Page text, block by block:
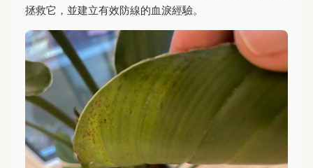
拯救它，並建立有效防線的血淚經驗。